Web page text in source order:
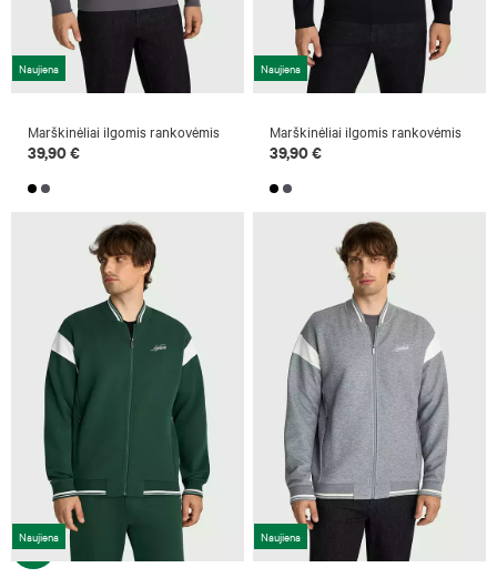
Naujiena
Marškinėliai ilgomis rankovėmis
39,90 €
Naujiena
Marškinėliai ilgomis rankovėmis
39,90 €
Naujiena Naujiena